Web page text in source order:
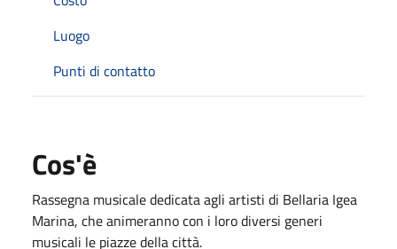
Luogo
Punti di contatto
Cos'è
Rassegna musicale dedicata agli artisti di Bellaria Igea
Marina, che animeranno con i loro diversi generi
musicali le piazze della città.